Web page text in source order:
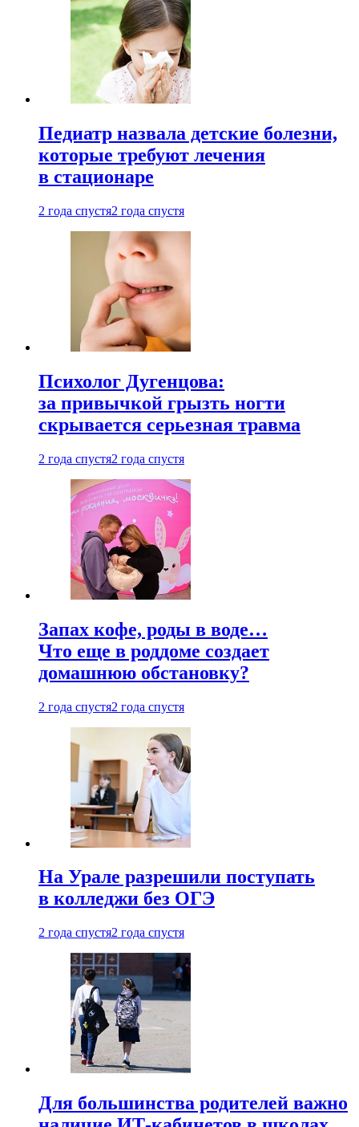
Педиатр назвала детские болезни,
которые требуют лечения
в стационаре
2 года спустя2 года спустя
Психолог Дугенцова:
за привычкой грызть ногти
скрывается серьезная травма
2 года спустя2 года спустя
Запах кофе, роды в воде…
Что еще в роддоме создает
домашнюю обстановку?
2 года спустя2 года спустя
На Урале разрешили поступать
в колледжи без ОГЭ
2 года спустя2 года спустя
Для большинства родителей важно